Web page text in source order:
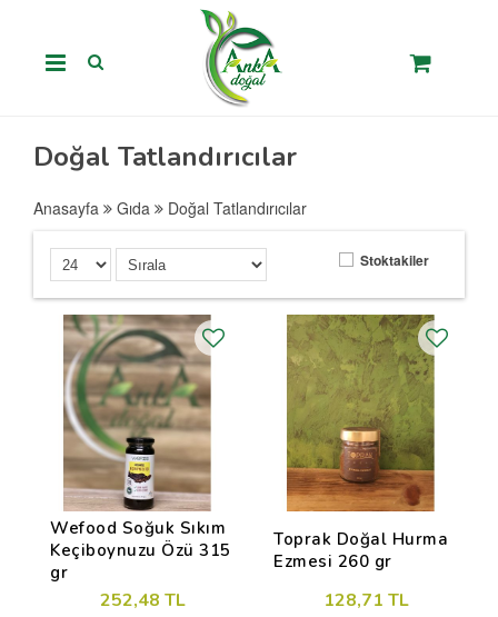
Doğal Tatlandırıcılar
Anasayfa Gıda Doğal Tatlandırıcılar
Stoktakiler
Wefood Soğuk Sıkım
Keçiboynuzu Özü 315
gr
252,48 TL
Toprak Doğal Hurma
Ezmesi 260 gr
128,71 TL